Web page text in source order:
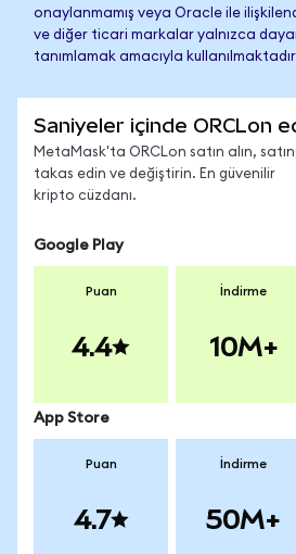
onaylanmamış veya Oracle ile
ve diğer ticari markalar yalnızca
tanımlamak amacıyla
Saniyeler içinde ORCLon
MetaMask'ta ORCLon satın alın,
takas edin ve değiştirin. En güvenilir
kripto cüzdanı.
Google Play
Puan
4.4
İndirme
10M+
App Store
Puan
4.7
İndirme
50M+